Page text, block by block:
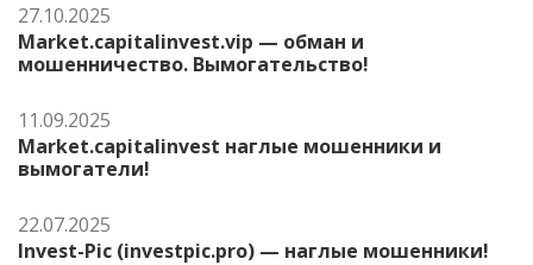
27.10.2025
Market.capitalinvest.vip — обман и
мошенничество. Вымогательство!
11.09.2025
Market.capitalinvest наглые мошенники и
вымогатели!
22.07.2025
Invest-Pic (investpic.pro) — наглые мошенники!